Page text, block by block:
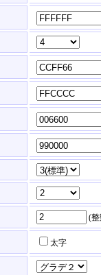
(
太字